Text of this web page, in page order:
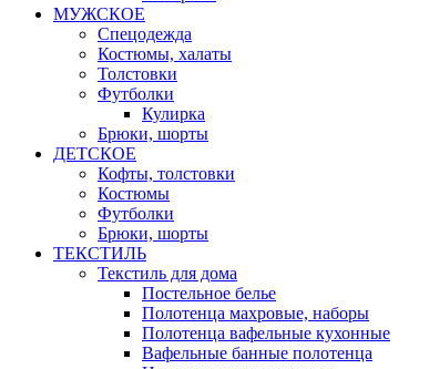
МУЖСКОЕ
Спецодежда
Костюмы, халаты
Толстовки
Футболки
Кулирка
Брюки, шорты
ДЕТСКОЕ
Кофты, толстовки
Костюмы
Футболки
Брюки, шорты
ТЕКСТИЛЬ
Текстиль для дома
Постельное белье
Полотенца махровые, наборы
Полотенца вафельные кухонные
Вафельные банные полотенца